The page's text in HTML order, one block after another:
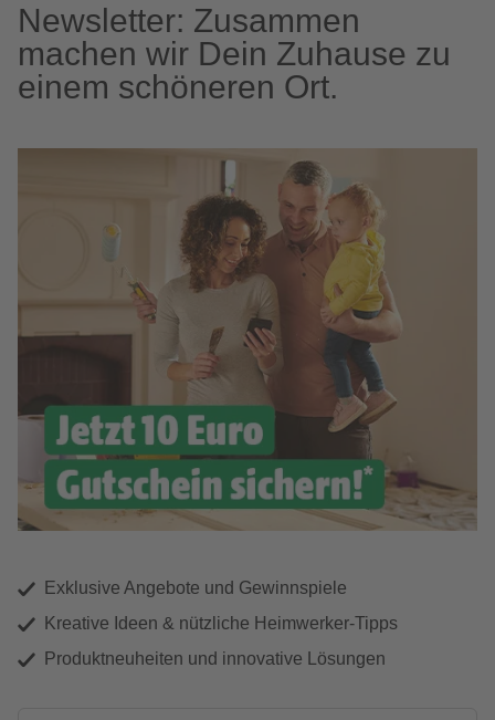
Newsletter: Zusammen
machen wir Dein Zuhause zu
einem schöneren Ort.
Exklusive Angebote und Gewinnspiele
Kreative Ideen & nützliche Heimwerker-Tipps
Produktneuheiten und innovative Lösungen